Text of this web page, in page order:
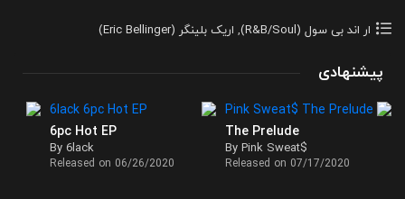
ار اند بی سول (R&B/Soul) , اریک بلینگر (Eric Bellinger)
پیشنهادی
The Prelude
By Pink Sweat$
Released on 07/17/2020
6pc Hot EP
By 6lack
Released on 06/26/2020